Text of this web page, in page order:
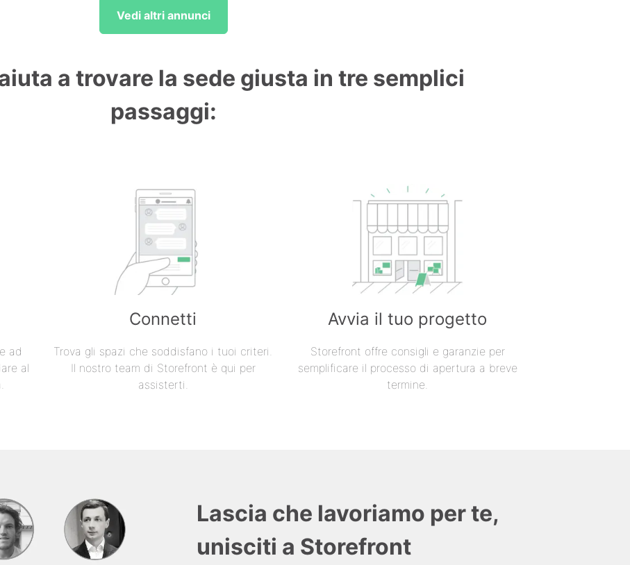
Vedi altri annunci
a trovare la sede giusta in tre semplici
passaggi:
ad
al
Connetti
Trova gli spazi che soddisfano i tuoi criteri.
Il nostro team di Storefront è qui per
assisterti.
Avvia il tuo progetto
Storefront offre consigli e garanzie per
semplificare il processo di apertura a breve
termine.
Lascia che lavoriamo per te,
unisciti a Storefront